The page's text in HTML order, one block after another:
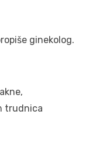
ginekolog.
trudnica